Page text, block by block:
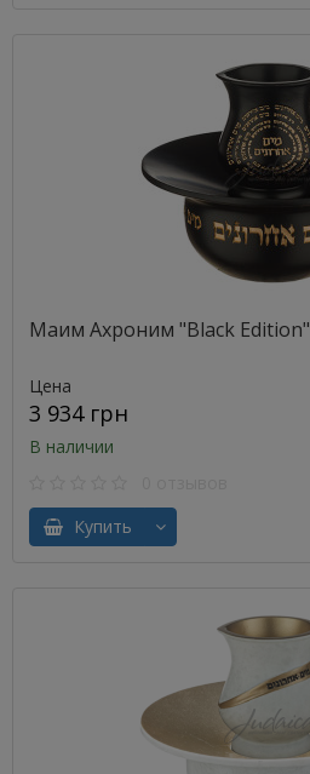
Маим Ахроним "Black Edition"
Цена
3 934 грн
В наличии
Купить